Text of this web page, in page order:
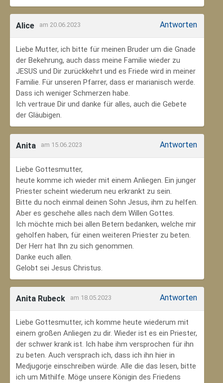
Alice am 20.06.2023 Antworten
Liebe Mutter, ich bitte für meinen Bruder um die Gnade
der Bekehrung, auch dass meine Familie wieder zu
JESUS und Dir zurückkehrt und es Friede wird in meiner
Familie. Für unseren Pfarrer, dass er marianisch werde.
Dass ich weniger Schmerzen habe.
Ich vertraue Dir und danke für alles, auch die Gebete
der Gläubigen.
Anita am 15.06.2023 Antworten
Liebe Gottesmutter,
heute komme ich wieder mit einem Anliegen. Ein junger
Priester scheint wiederum neu erkrankt zu sein.
Bitte du noch einmal deinen Sohn Jesus, ihm zu helfen.
Aber es geschehe alles nach dem Willen Gottes.
Ich möchte mich bei allen Betern bedanken, welche mir
geholfen haben, für einen weiteren Priester zu beten.
Der Herr hat Ihn zu sich genommen.
Danke euch allen.
Gelobt sei Jesus Christus.
Anita Rubeck am 18.05.2023 Antworten
Liebe Gottesmutter, ich komme heute wiederum mit
einem großen Anliegen zu dir. Wieder ist es ein Priester,
der schwer krank ist. Ich habe ihm versprochen für ihn
zu beten. Auch versprach ich, dass ich ihn hier in
Medjugorje einschreiben würde. Alle die das lesen, bitte
ich um Mithilfe. Möge unsere Königin des Friedens